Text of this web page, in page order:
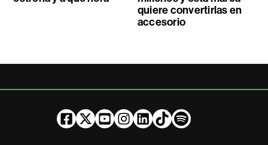
quiere convertirlas en
accesorio